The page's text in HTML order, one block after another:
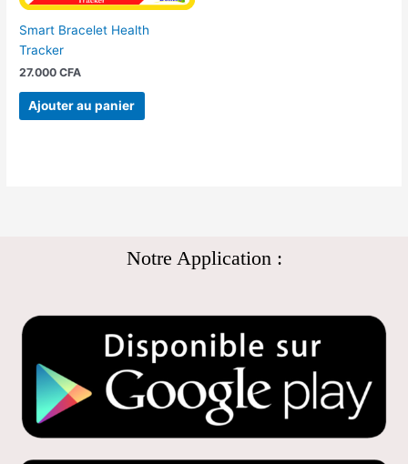
Smart Bracelet Health
Tracker
27.000CFA
Ajouter au panier
Notre Application :